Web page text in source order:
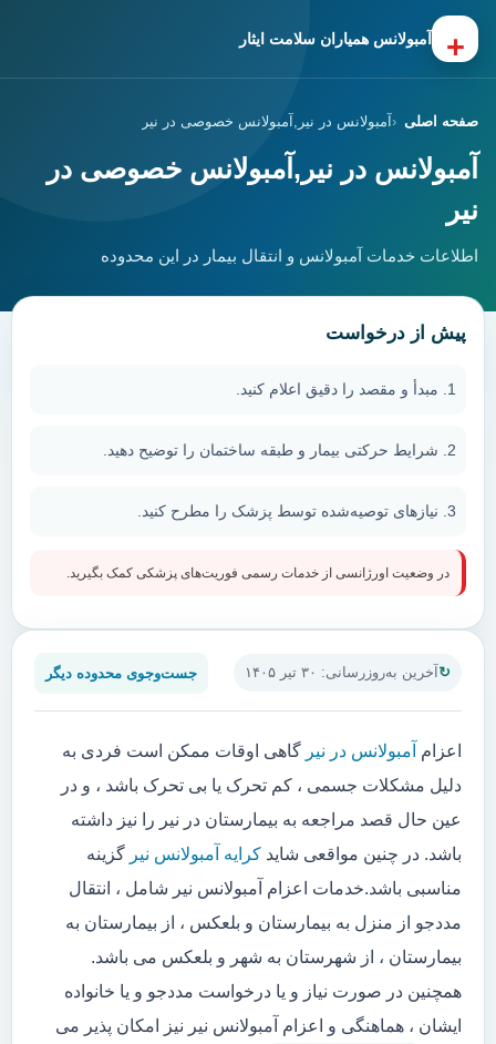
+ آمبولانس همیاران سلامت ایثار
صفحه اصلی آمبولانس در نیر,آمبولانس خصوصی در نیر
آمبولانس در نیر,آمبولانس خصوصی در
نیر
اطلاعات خدمات آمبولانس و انتقال بیمار در این محدوده
آخرین به‌روزرسانی: ۳۰ تیر ۱۴۰۵ جست‌وجوی محدوده دیگر
اعزام آمبولانس در نیر گاهی اوقات ممکن است فردی به
دلیل مشکلات جسمی ، کم تحرک یا بی تحرک باشد ، و در
عین حال قصد مراجعه به بیمارستان در نیر را نیز داشته
باشد. در چنین مواقعی شاید کرایه آمبولانس نیر گزینه
مناسبی باشد.خدمات اعزام آمبولانس نیر شامل ، انتقال
مددجو از منزل به بیمارستان و بلعکس ، از بیمارستان به
بیمارستان ، از شهرستان به شهر و بلعکس می باشد.
همچنین در صورت نیاز و یا درخواست مددجو و یا خانواده
ایشان ، هماهنگی و اعزام آمبولانس نیر نیز امکان پذیر می
پیش از درخواست
مبدأ و مقصد را دقیق اعلام کنید.
شرایط حرکتی بیمار و طبقه ساختمان را توضیح دهید.
نیازهای توصیه‌شده توسط پزشک را مطرح کنید.
در وضعیت اورژانسی از خدمات رسمی فوریت‌های پزشکی کمک بگیرید.